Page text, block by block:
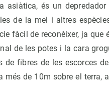
asiàtica, és un
de la mel i altres
fàcil de reconèixer, ja que
de les potes i la cara
fibres de les escorces
de 10m sobre el terra,